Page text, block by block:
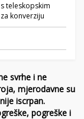
teleskopskim
konverziju
svrhe i ne
mjerodavne su
iscrpan.
pogreške i